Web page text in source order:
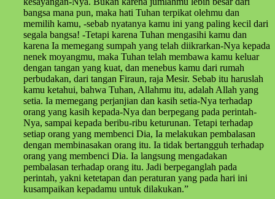
bangsa mana pun, maka hati Tuhan terpikat olehmu dan
memilih kamu, -sebab nyatanya kamu ini yang paling kecil dari
segala bangsa! -Tetapi karena Tuhan mengasihi kamu dan
karena Ia memegang sumpah yang telah diikrarkan-Nya kepada
nenek moyangmu, maka Tuhan telah membawa kamu keluar
dengan tangan yang kuat, dan menebus kamu dari rumah
perbudakan, dari tangan Firaun, raja Mesir. Sebab itu haruslah
kamu ketahui, bahwa Tuhan, Allahmu itu, adalah Allah yang
setia. Ia memegang perjanjian dan kasih setia-Nya terhadap
orang yang kasih kepada-Nya dan berpegang pada perintah-
Nya, sampai kepada beribu-ribu keturunan. Tetapi terhadap
setiap orang yang membenci Dia, Ia melakukan pembalasan
dengan membinasakan orang itu. Ia tidak bertangguh terhadap
orang yang membenci Dia. Ia langsung mengadakan
pembalasan terhadap orang itu. Jadi berpeganglah pada
perintah, yakni ketetapan dan peraturan yang pada hari ini
kusampaikan kepadamu untuk dilakukan.”